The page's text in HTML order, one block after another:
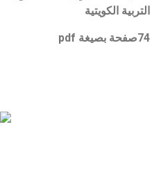
التربية الكويتية
74صفحة بصيغة pdf